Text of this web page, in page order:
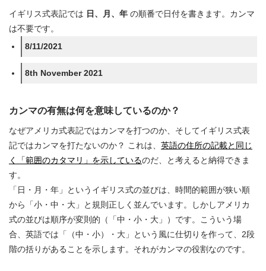
イギリス式表記では 日、月、年 の順番で日付を書きます。カンマ
は不要です。
8/11/2021
8th November 2021
カンマの有無は何を意味しているのか？
なぜアメリカ式表記ではカンマを打つのか、そしてイギリス式表
記ではカンマを打たないのか？ これは、 英語の住所の記載と同じ
く「範囲のカタマリ」を示しているのだ、と考えると納得できま
す。
「日・月・年」というイギリス式の並びは、時間的範囲が狭い順
から「小・中・大」と規則正しく並んでいます。しかしアメリカ
式の並びは順序が変則的（「中・小・大」）です。こういう場
合、英語では「（中・小）・大」という風に仕切りを作って、2段
階の括りがあることを示します。それがカンマの役割なのです。